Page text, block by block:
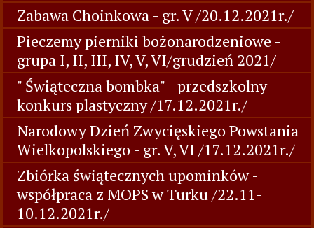
Zabawa Choinkowa - gr. V /20.12.2021r./
Pieczemy pierniki bożonarodzeniowe -
grupa I, II, III, IV, V, VI/grudzień 2021/
" Świąteczna bombka" - przedszkolny
konkurs plastyczny /17.12.2021r./
Narodowy Dzień Zwycięskiego Powstania
Wielkopolskiego - gr. V, VI /17.12.2021r./
Zbiórka świątecznych upominków -
współpraca z MOPS w Turku /22.11-
10.12.2021r./